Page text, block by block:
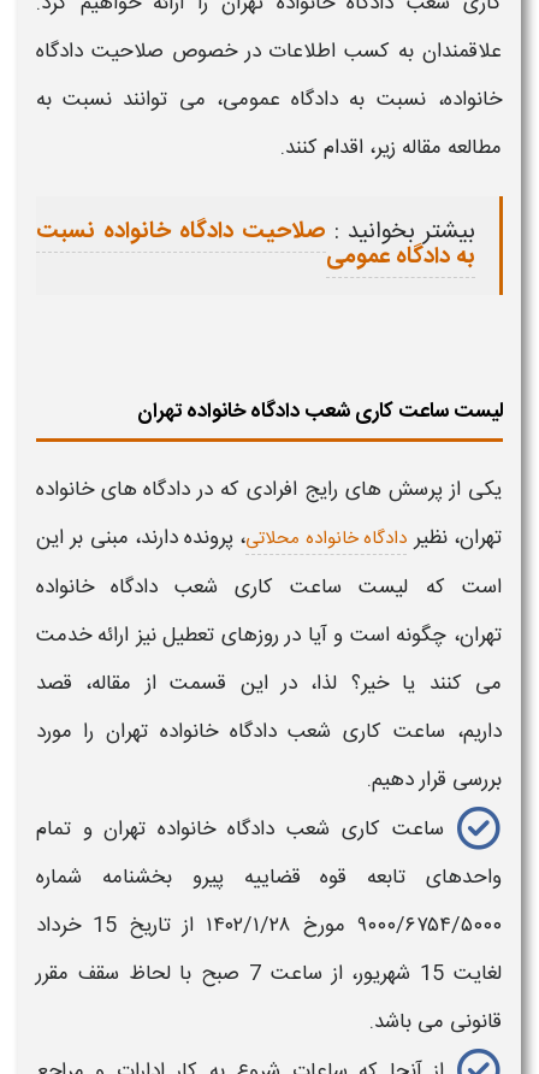
علاقمندان به کسب اطلاعات در خصوص صلاحیت دادگاه
خانواده، نسبت به دادگاه عمومی، می توانند نسبت به
مطالعه مقاله زیر، اقدام کنند.
بیشتر بخوانید : صلاحیت دادگاه خانواده نسبت
به دادگاه عمومی
لیست ساعت کاری شعب دادگاه خانواده تهران
یکی از پرسش های رایج افرادی که دردادگاه های خانواده
تهران، نظیر دادگاه خانواده محلاتی، پرونده دارند، مبنی بر این
است که لیست ساعت کاری شعب دادگاه خانواده
تهران، چگونه است و آیا در روزهای تعطیل نیز ارائه خدمت
می کنند یا خیر؟ لذا، در این قسمت از مقاله، قصد
داریم، ساعت کاری شعب دادگاه خانواده تهران را مورد
بررسی قرار دهیم.
ساعت کاری شعب دادگاه خانواده تهران و تمام
واحدهای تابعه قوه قضاییه پیرو بخشنامه شماره
۹۰۰۰/۶۷۵۴/۵۰۰۰ مورخ ۱۴۰۲/۱/۲۸ از تاریخ 15 خرداد
لغایت 15 شهریور، از ساعت 7 صبح با لحاظ سقف مقرر
قانونی می باشد.